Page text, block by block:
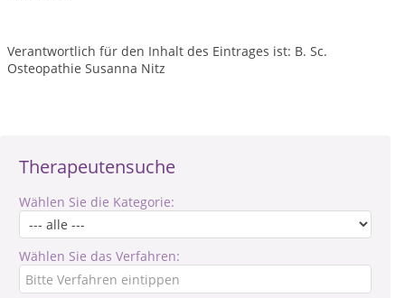
Therapeutensuche
Wählen Sie die Kategorie:
Wählen Sie das Verfahren:
Verantwortlich für den Inhalt des Eintrages ist: B. Sc.
Osteopathie Susanna Nitz